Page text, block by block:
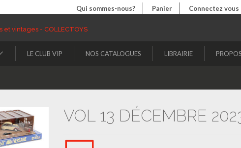
Qui sommes-nous? Panier Connectez vous
LE CLUB VIP NOS CATALOGUES LIBRAIRIE
VOL 13 DÉCEMBRE